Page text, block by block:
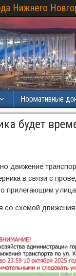
Нижнего
Нормативные
будет
движение
в связи с
прилегающим
со схемой